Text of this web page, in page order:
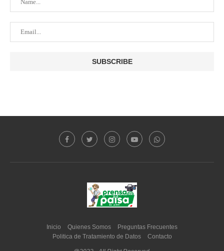
Inicio Quienes Somos
Preguntas Frecuentes
Politica de Tratamiento de Datos
Contacto